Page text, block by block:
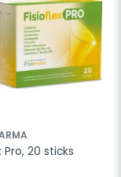
Pro, 20 sticks